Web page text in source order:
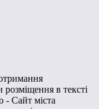
в тексті
- Сайт міста